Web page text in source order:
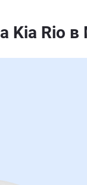
Rio в